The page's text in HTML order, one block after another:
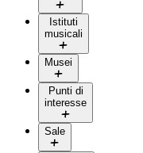
Istituti
musicali
Musei
Punti di
interesse
Sale